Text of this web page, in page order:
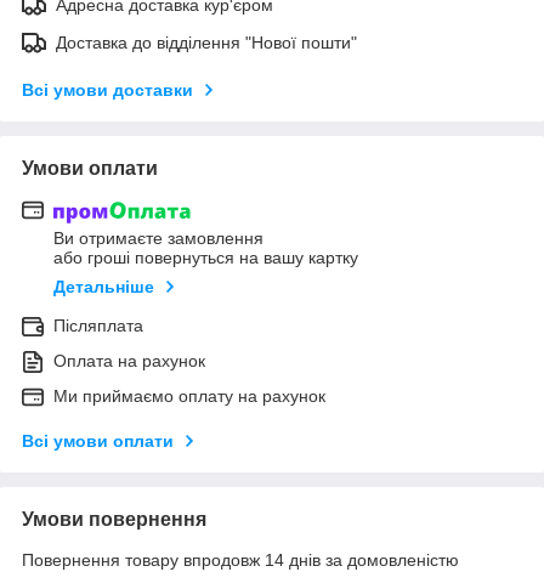
Адресна доставка кур'єром
Доставка до відділення "Нової пошти"
Всі умови доставки
Умови оплати
Ви отримаєте замовлення
або гроші повернуться на вашу картку
Детальніше
Післяплата
Оплата на рахунок
Ми приймаємо оплату на рахунок
Всі умови оплати
Умови повернення
Повернення товару впродовж 14 днів за домовленістю